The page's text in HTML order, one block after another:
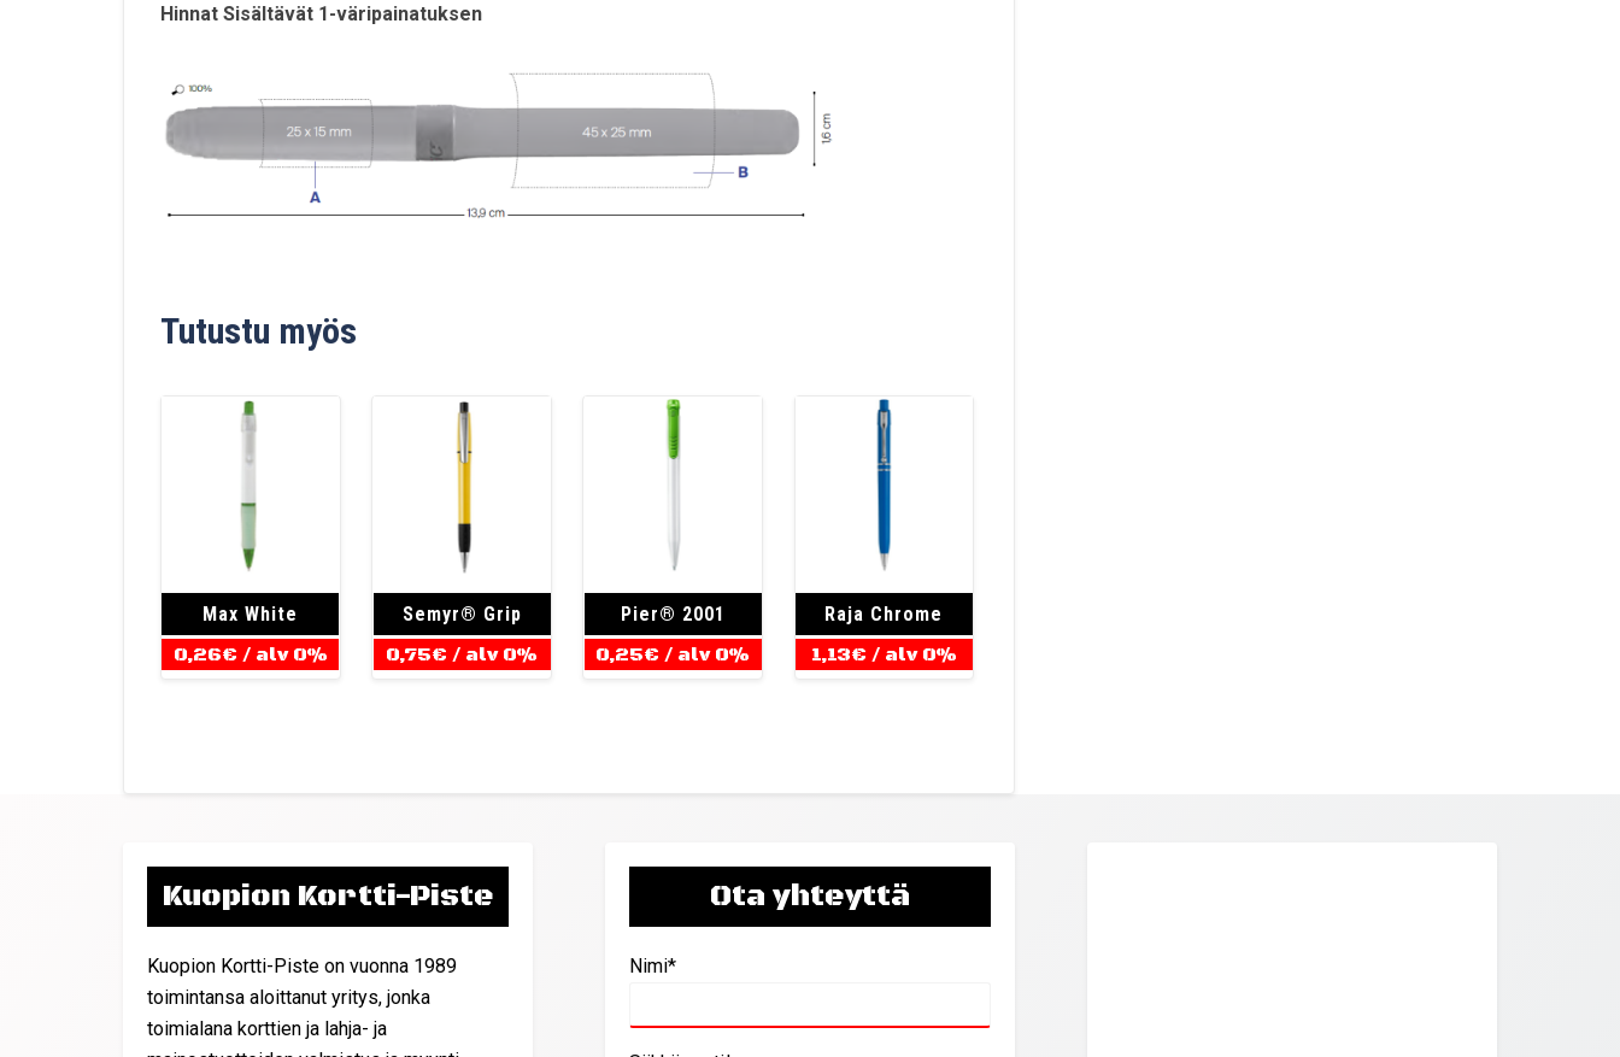
Hinnat Sisältävät 1-väripainatuksen
Tutustu myös
Max White
0,26€ / alv 0%
Semyr® Grip
0,75€ / alv 0%
Pier® 2001
0,25€ / alv 0%
Raja Chrome
1,13€ / alv 0%
Kuopion Kortti-Piste
Kuopion Kortti-Piste on vuonna 1989
toimintansa aloittanut yritys, jonka
toimialana korttien ja lahja- ja
Ota yhteyttä
Nimi*